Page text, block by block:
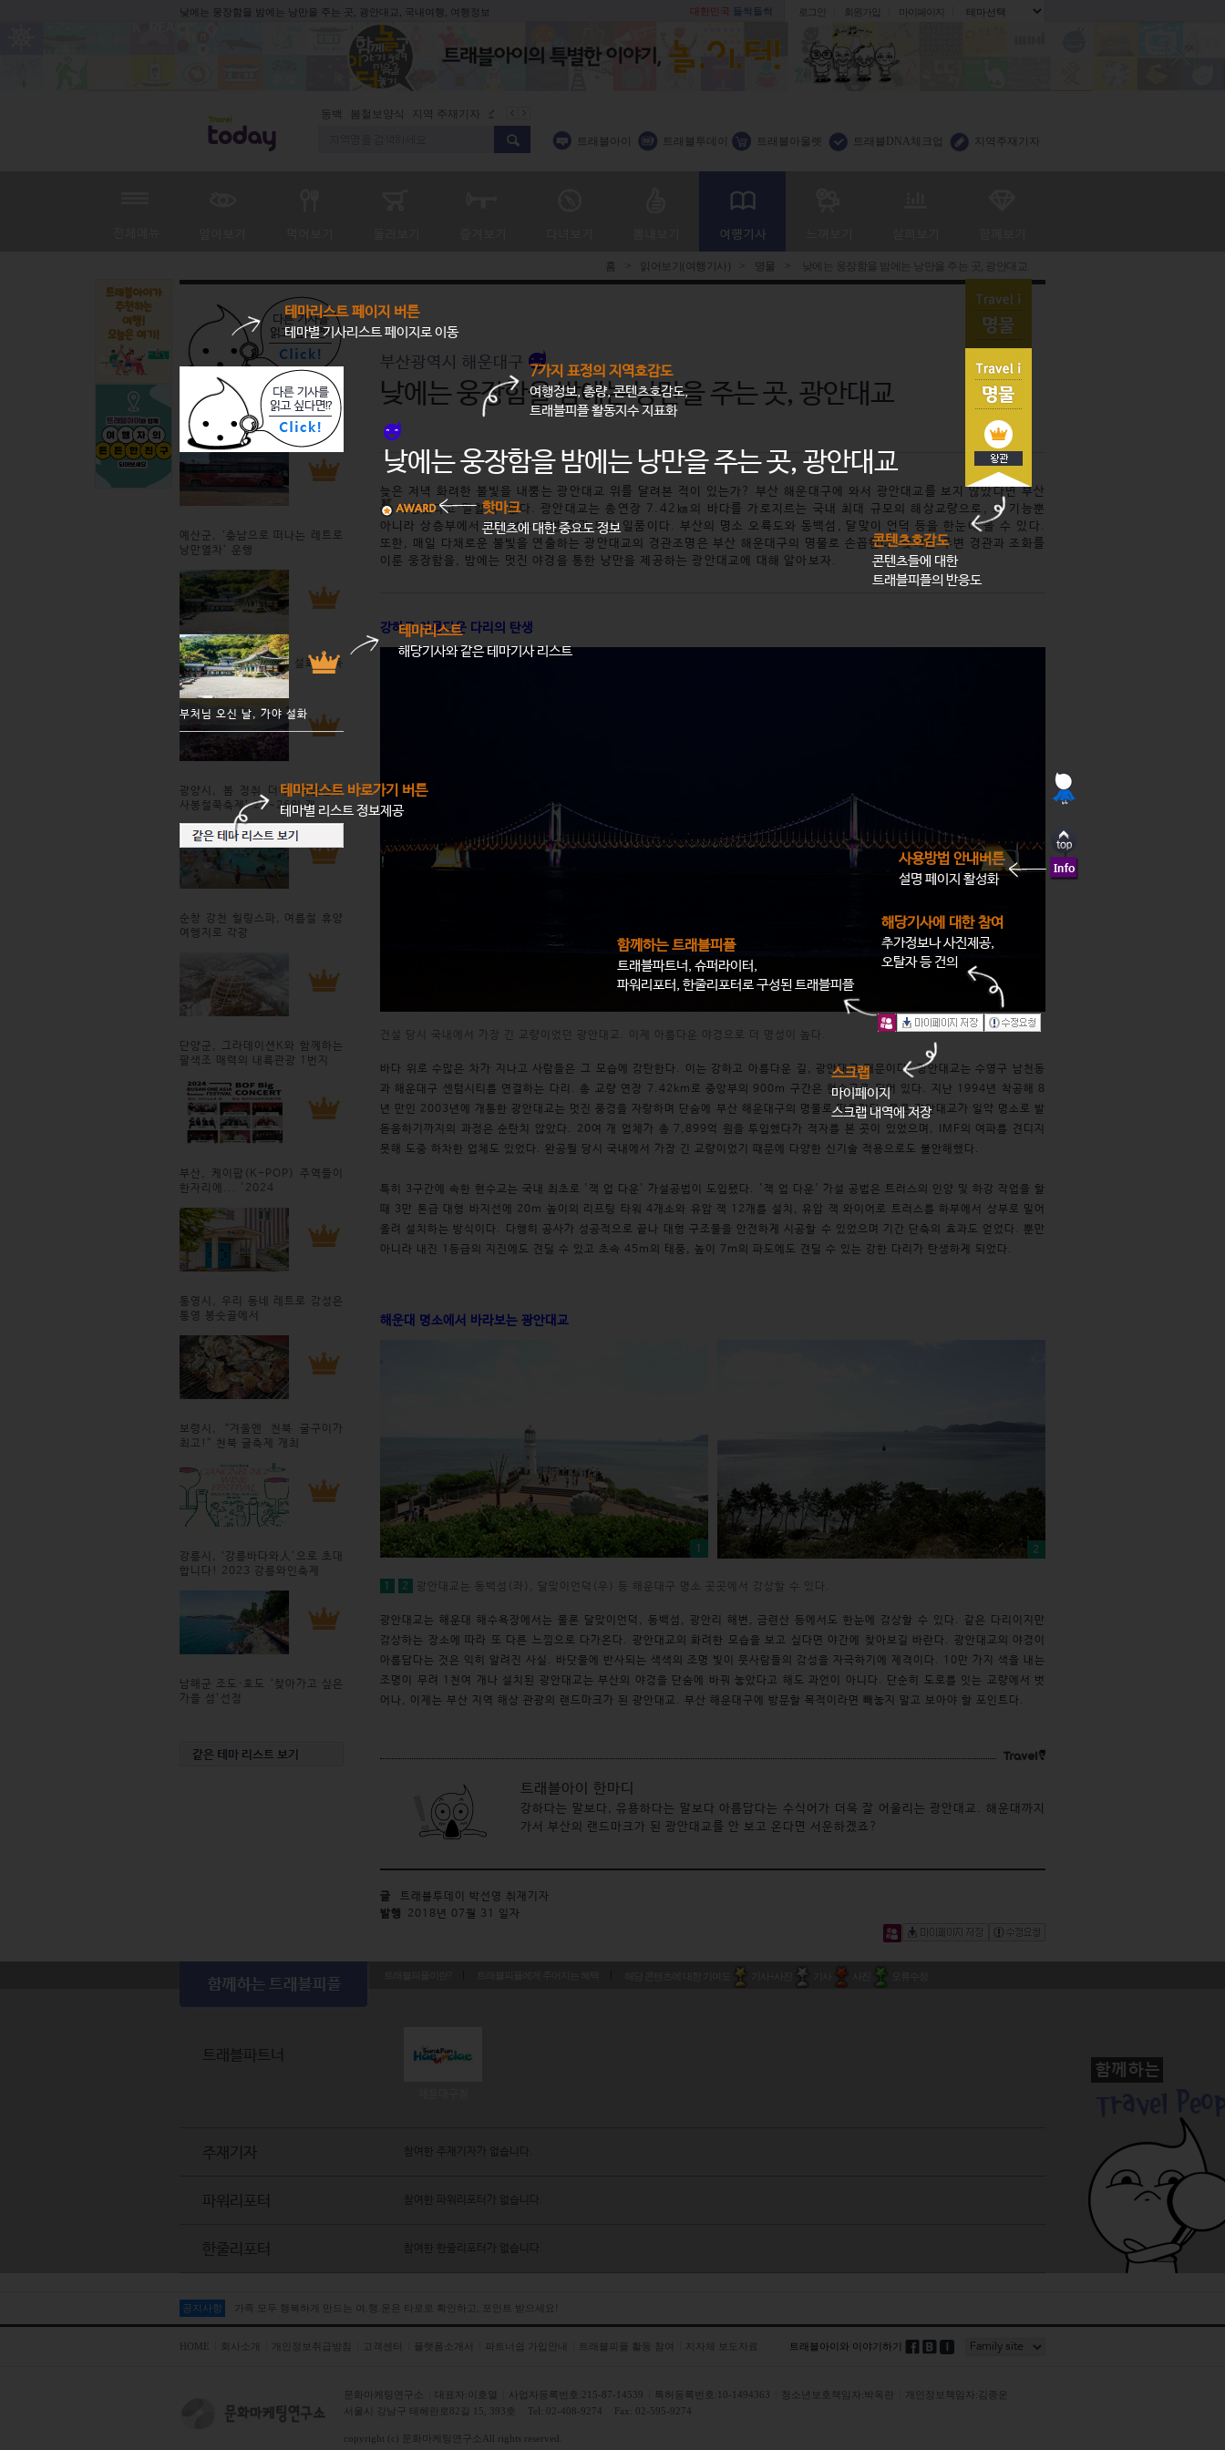
낮에는 웅장함을 밤에는 낭만을 주는 곳, 광안대교, 국내여행, 여행정보 대한민국 들썩들썩 로그인 회원가입 마이페이지
동백 봄철보양식 지역 주재기자 쇼 미 더 트래블아이
트래블아이 트래블투데이 트래블아울렛 트래블DNA체크업 지역주재기자
홈 > 읽어보기(여행기사) > 명물 > 낮에는 웅장함을 밤에는 낭만을 주는 곳, 광안대교
예산군, ‘충남으로 떠나는 레트로
낭만열차’ 운행
부처님 오신 날, 가야 설화 가득
한 김해의 사찰 여행
광양시, 봄 정취 더해 '백운산국
사봉철쭉축제’ 25~26일 개
순창 강천 힐링스파, 여름철 휴양
여행지로 각광
단양군, 그라데이션K와 함께하는
팔색조 매력의 내륙관광 1번지
부산, 케이팝(K-POP) 주역들이
한자리에... '2024
통영시, 우리 동네 레트로 감성은
통영 봉숫골에서
보령시, “겨울엔 천북 굴구이가
최고!” 천북 굴축제 개최
강릉시, ‘강릉바다와人’으로 초대
합니다! 2023 강릉와인축제
남해군 조도·호도 ‘찾아가고 싶은
가을 섬’선정
부산광역시 해운대구
낮에는 웅장함을 밤에는 낭만을 주는 곳, 광안대교
늦은 저녁 화려한 불빛을 내뿜는 광안대교 위를 달려본 적이 있는가? 부산 해운대구에 와서 광안대교를 보지 않았다면 부산
을 여행했다고 말할 수 없다. 광안대교는 총연장 7.42㎞의 바다를 가로지르는 국내 최대 규모의 해상교량으로, 그 기능뿐
아니라 상층부에서 바라보는 주변 경관 또한 일품이다. 부산의 명소 오륙도와 동백섬, 달맞이 언덕 등을 한눈에 볼 수 있다.
또한, 매일 다채로운 불빛을 연출하는 광안대교의 경관조명은 부산 해운대구의 명물로 손꼽힌다. 낮에는 주변 경관과 조화를
이룬 웅장함을, 밤에는 멋진 야경을 통한 낭만을 제공하는 광안대교에 대해 알아보자.
강하고 아름다운 다리의 탄생
건설 당시 국내에서 가장 긴 교량이었던 광안대교. 이제 아름다운 야경으로 더 명성이 높다.
바다 위로 수많은 차가 지나고 사람들은 그 모습에 감탄한다. 이는 강하고 아름다운 길, 광안대교 때문이다. 광안대교는 수영구 남천동
과 해운대구 센텀시티를 연결하는 다리. 총 교량 연장 7.42km로 중앙부의 900m 구간은 현수교로 되어 있다. 지난 1994년 착공해 8
년 만인 2003년에 개통한 광안대교는 멋진 풍경을 자랑하며 단숨에 부산 해운대구의 명물로 떠올랐다. 물론 광안대교가 일약 명소로 발
돋움하기까지의 과정은 순탄치 않았다. 20여 개 업체가 총 7,899억 원을 투입했다가 적자를 본 곳이 있었으며, IMF의 여파를 견디지
못해 도중 하차한 업체도 있었다. 완공될 당시 국내에서 가장 긴 교량이었기 때문에 다양한 신기술 적용으로도 불안해했다.
특히 3구간에 속한 현수교는 국내 최초로 '잭 업 다운' 가설공법이 도입됐다. '잭 업 다운' 가설 공법은 트러스의 인양 및 하강 작업을 할
때 3만 톤급 대형 바지선에 20m 높이의 리프팅 타워 4개소와 유압 잭 12개를 설치, 유압 잭 와이어로 트러스를 하부에서 상부로 밀어
올려 설치하는 방식이다. 다행히 공사가 성공적으로 끝나 대형 구조물을 안전하게 시공할 수 있었으며 기간 단축의 효과도 얻었다. 뿐만
아니라 내진 1등급의 지진에도 견딜 수 있고 초속 45m의 태풍, 높이 7m의 파도에도 견딜 수 있는 강한 다리가 탄생하게 되었다.
해운대 명소에서 바라보는 광안대교
1 2
1 2 광안대교는 동백섬(좌), 달맞이언덕(우) 등 해운대구 명소 곳곳에서 감상할 수 있다.
광안대교는 해운대 해수욕장에서는 물론 달맞이언덕, 동백섬, 광안리 해변, 금련산 등에서도 한눈에 감상할 수 있다. 같은 다리이지만
감상하는 장소에 따라 또 다른 느낌으로 다가온다. 광안대교의 화려한 모습을 보고 싶다면 야간에 찾아보길 바란다. 광안대교의 야경이
아름답다는 것은 익히 알려진 사실. 바닷물에 반사되는 색색의 조명 빛이 뭇사람들의 감성을 자극하기에 제격이다. 10만 가지 색을 내는
조명이 무려 1천여 개나 설치된 광안대교는 부산의 야경을 단숨에 바꿔 놓았다고 해도 과언이 아니다. 단순히 도로를 잇는 교량에서 벗
어나, 이제는 부산 지역 해상 관광의 랜드마크가 된 광안대교. 부산 해운대구에 방문할 목적이라면 빼놓지 말고 보아야 할 포인트다.
트래블아이 한마디
강하다는 말보다, 유용하다는 말보다 아름답다는 수식어가 더욱 잘 어울리는 광안대교. 해운대까지
가서 부산의 랜드마크가 된 광안대교를 안 보고 온다면 서운하겠죠?
글
트래블투데이 박선영 취재기자
발행
2018년 07월 31 일자
트래블파트너
주재기자 참여한 주재기자가 없습니다.
파워리포터 참여한 파워리포터가 없습니다.
한줄리포터 참여한 한줄리포터가 없습니다.
공지사항 가족 모두 행복하게 만드는 여.행.운은 타로로 확인하고, 포인트 받으세요!
HOME 회사소개 개인정보취급방침 고객센터 플랫폼소개서 파트너쉽 가입안내 트래블피플 활동 참여 지자체 보도자료 트래블아이와 이야기하기
문화마케팅연구소 대표자:이호열 사업자등록번호:215-87-14539 특허등록번호:10-1494363 청소년보호책임자:박옥란
개인정보책임자:김종운
서울시 강남구 테헤란로82길 15, 393호
Tel: 02-408-9274 Fax: 02-595-9274
copyright (c) 문화마케팅연구소 All rights reserved.
테마리스트 페이지 버튼
테마별 기사리스트 페이지로 이동
부처님 오신 날, 가야 설화
테마리스트
해당기사와 같은 테마기사 리스트
테마리스트 바로가기 버튼
테마별 리스트 정보제공
낮에는 웅장함을 밤에는 낭만을 주는 곳, 광안대교
7가지 표정의 지역호감도
여행정보, 총량, 콘텐츠호감도,
트래블피플 활동지수 지표화
핫마크
콘텐츠에 대한 중요도 정보
콘텐츠호감도
콘텐츠들에 대한
트래블피플의 반응도
사용방법 안내버튼
설명 페이지 활성화
함께하는 트래블피플
트래블파트너, 슈퍼라이터,
파워리포터, 한줄리포터로 구성된 트래블피플
스크랩
마이페이지
스크랩 내역에 저장
해당기사에 대한 참여
추가정보나 사진제공,
오탈자 등 건의